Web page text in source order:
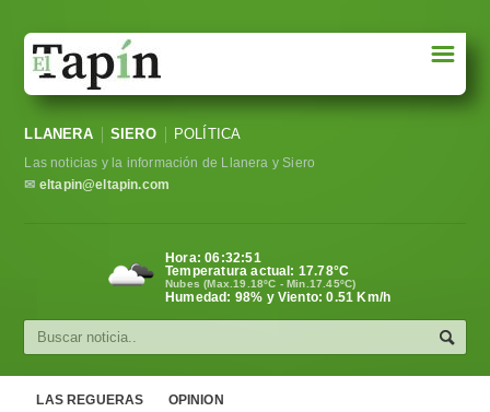
Sociedad
Política
Cultura
☰
LLANERA SIERO POLÍTICA
Las noticias y la información de Llanera y Siero
✉ eltapin@eltapin.com
Hora:06:32:52
Temperatura actual: 17.78°C
Nubes (Max.19.18ºC - Min.17.45ºC)
Humedad: 98% y Viento: 0.51 Km/h
LAS REGUERAS OPINION